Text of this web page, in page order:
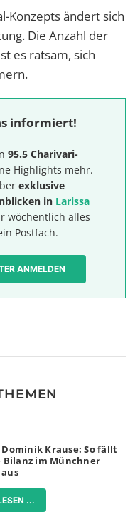
Konzepts ändert sich
Die Anzahl der
es ratsam, sich
informiert!
95.5 Charivari-
Highlights mehr.
exklusive
in Larissa
wöchentlich alles
Postfach.
ANMELDEN
Dominik Krause: So fällt
Bilanz im Münchner
...